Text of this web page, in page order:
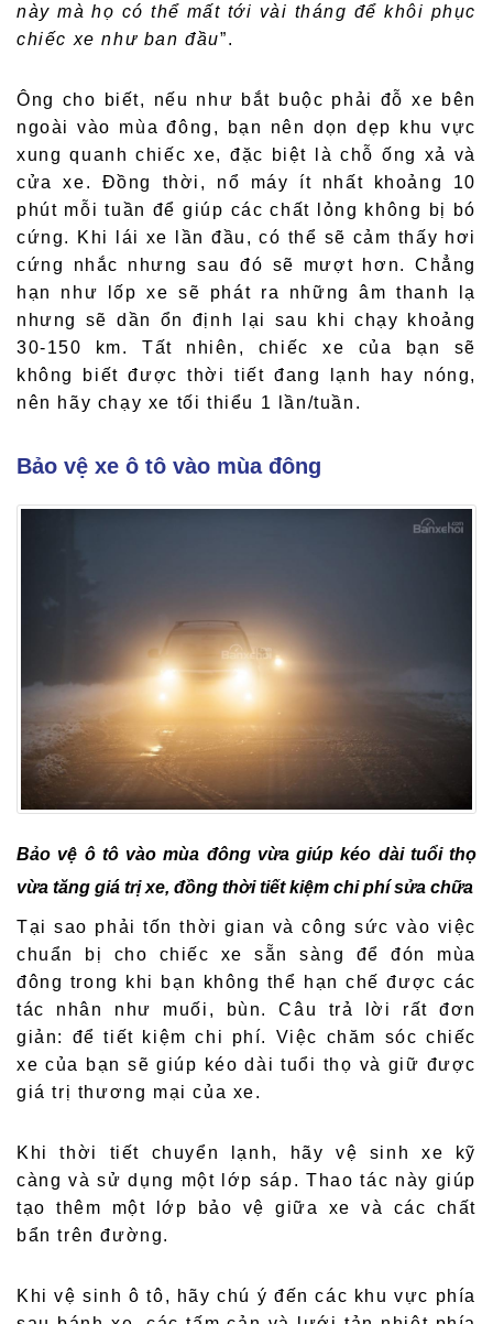
này mà họ có thể mất tới vài tháng để khôi phục
chiếc xe như ban đầu”.
Ông cho biết, nếu như bắt buộc phải đỗ xe bên
ngoài vào mùa đông, bạn nên dọn dẹp khu vực
xung quanh chiếc xe, đặc biệt là chỗ ống xả và
cửa xe. Đồng thời, nổ máy ít nhất khoảng 10
phút mỗi tuần để giúp các chất lỏng không bị bó
cứng. Khi lái xe lần đầu, có thể sẽ cảm thấy hơi
cứng nhắc nhưng sau đó sẽ mượt hơn. Chẳng
hạn như lốp xe sẽ phát ra những âm thanh lạ
nhưng sẽ dần ổn định lại sau khi chạy khoảng
30-150 km. Tất nhiên, chiếc xe của bạn sẽ
không biết được thời tiết đang lạnh hay nóng,
nên hãy chạy xe tối thiểu 1 lần/tuần.
Bảo vệ xe ô tô vào mùa đông
Bảo vệ ô tô vào mùa đông vừa giúp kéo dài tuổi thọ
vừa tăng giá trị xe, đồng thời tiết kiệm chi phí sửa chữa
Tại sao phải tốn thời gian và công sức vào việc
chuẩn bị cho chiếc xe sẵn sàng để đón mùa
đông trong khi bạn không thể hạn chế được các
tác nhân như muối, bùn. Câu trả lời rất đơn
giản: để tiết kiệm chi phí. Việc chăm sóc chiếc
xe của bạn sẽ giúp kéo dài tuổi thọ và giữ được
giá trị thương mại của xe.
Khi thời tiết chuyển lạnh, hãy vệ sinh xe kỹ
càng và sử dụng một lớp sáp. Thao tác này giúp
tạo thêm một lớp bảo vệ giữa xe và các chất
bẩn trên đường.
Khi vệ sinh ô tô, hãy chú ý đến các khu vực phía